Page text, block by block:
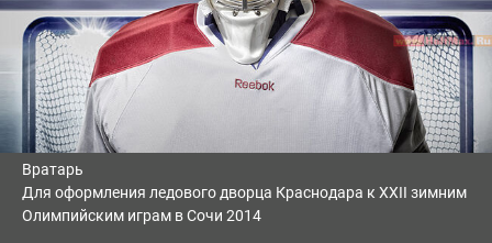
Вратарь
Для оформления ледового дворца Краснодара к XXII зимним
Олимпийским играм в Сочи 2014